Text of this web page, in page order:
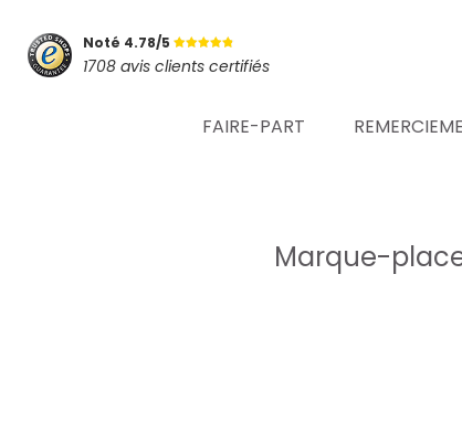
Noté 4.78/5
1708 avis clients certifiés
FAIRE-PART
Marque-